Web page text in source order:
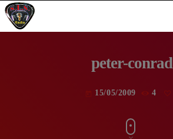
peter-conrad
15/05/2009 4